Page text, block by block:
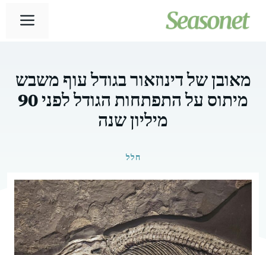
לתוכן
מאובן של דינוזאור בגודל עוף משבש
מיתוס על התפתחות הגודל לפני 90
מיליון שנה
חלל